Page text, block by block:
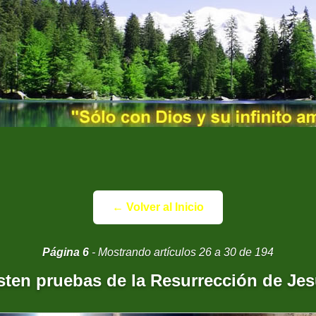
← Volver al Inicio
Página 6 - Mostrando artículos 26 a 30 de 194
pruebas de la Resurrección de